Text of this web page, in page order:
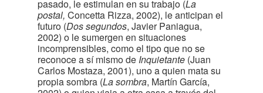
pasado, le estimulan en su trabajo (La
postal, Concetta Rizza, 2002), le anticipan el
futuro (Dos segundos, Javier Paniagua,
2002) o le sumergen en situaciones
incomprensibles, como el tipo que no se
reconoce a sí mismo de Inquietante (Juan
Carlos Mostaza, 2001), uno a quien mata su
propia sombra (La sombra, Martín García,